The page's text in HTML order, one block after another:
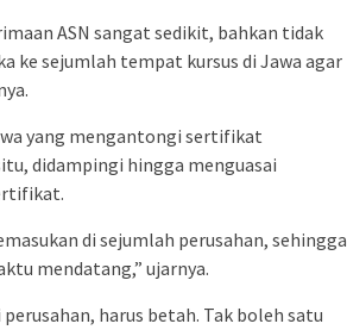
ASN sangat sedikit, bahkan tidak
ke sejumlah tempat kursus di Jawa agar
yang mengantongi sertifikat
didampingi hingga menguasai
di sejumlah perusahan, sehingga
mendatang,” ujarnya.
harus betah. Tak boleh satu